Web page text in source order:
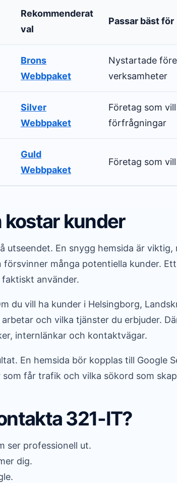
Rekommenderat
val
Passar bäst för
Brons
Webbpaket
Nystartade
verksamheter
Silver
Webbpaket
Företag som
förfrågningar
Guld
Webbpaket
Företag som
kostar kunder
En snygg hemsida är viktig,
många potentiella kunder.
använder.
du vill ha kunder i Helsingborg,
och vilka tjänster du erbjuder.
internlänkar och kontaktvägar.
En hemsida bör kopplas till Google
får trafik och vilka sökord som
321-IT?
ser professionell ut.
dig.